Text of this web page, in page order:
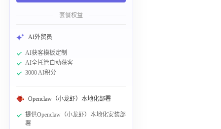
套餐权益
AI外贸员
AI获客模板定制
AI全托管自动获客
3000 AI积分
Openclaw（小龙虾）本地化部署
提供Openclaw（小龙虾）本地化安装部
署